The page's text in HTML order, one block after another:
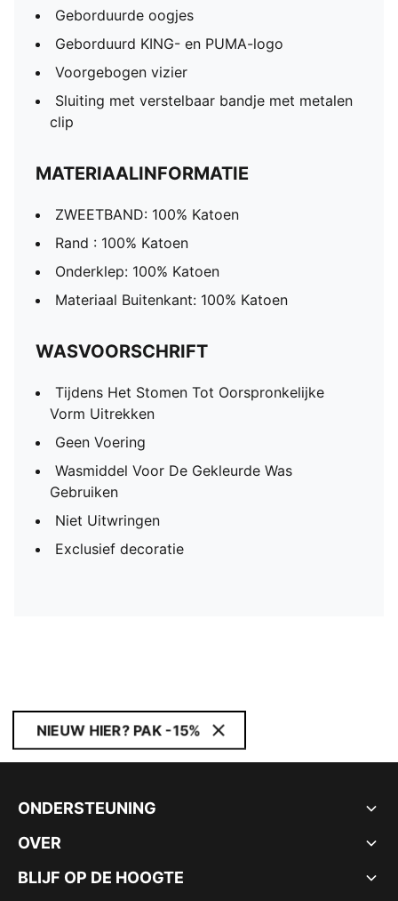
Geborduurde oogjes
Geborduurd KING- en PUMA-logo
Voorgebogen vizier
Sluiting met verstelbaar bandje met metalen
clip
MATERIAALINFORMATIE
ZWEETBAND: 100% Katoen
Rand : 100% Katoen
Onderklep: 100% Katoen
Materiaal Buitenkant: 100% Katoen
WASVOORSCHRIFT
Tijdens Het Stomen Tot Oorspronkelijke
Vorm Uitrekken
Geen Voering
Wasmiddel Voor De Gekleurde Was
Gebruiken
Niet Uitwringen
Exclusief decoratie
NIEUW HIER? PAK -15%
ONDERSTEUNING
OVER
BLIJF OP DE HOOGTE